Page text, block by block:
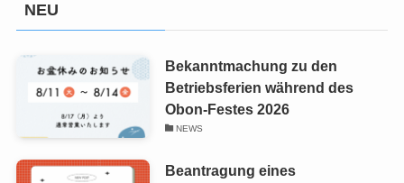
NEU
Bekanntmachung zu den
Betriebsferien während des
Obon-Festes 2026
NEWS
Beantragung eines